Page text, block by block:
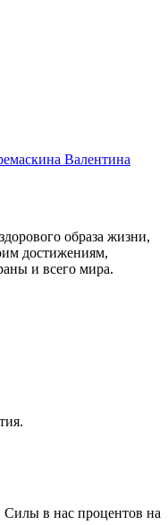
Валентина
образа жизни,
достижениям,
и всего мира.
в нас процентов на